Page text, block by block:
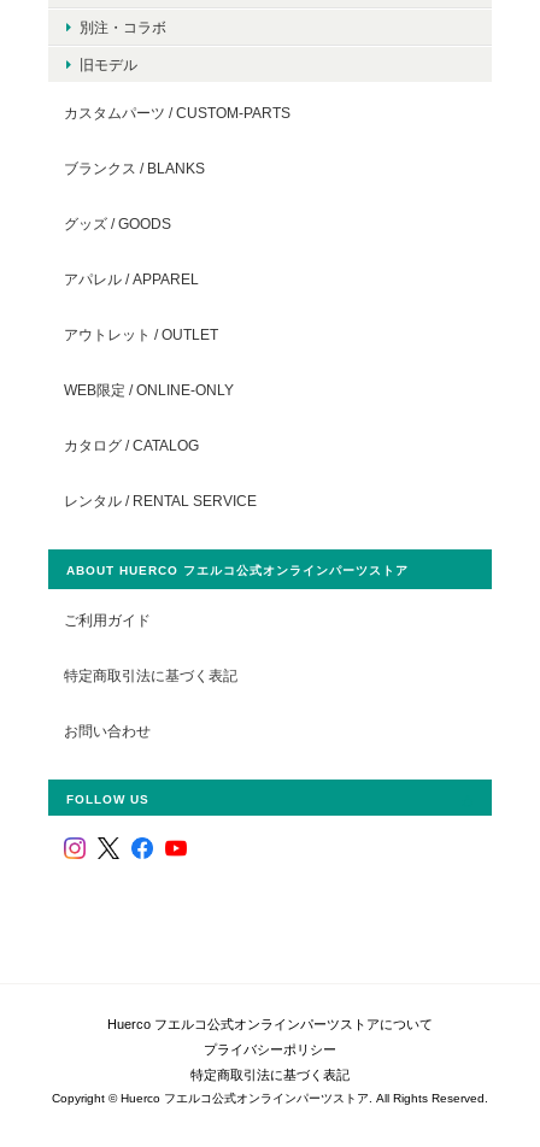
別注・コラボ
旧モデル
カスタムパーツ / CUSTOM-PARTS
ブランクス / BLANKS
グッズ / GOODS
アパレル / APPAREL
アウトレット / OUTLET
WEB限定 / ONLINE-ONLY
カタログ / CATALOG
レンタル / RENTAL SERVICE
ABOUT HUERCO フエルコ公式オンラインパーツストア
ご利用ガイド
特定商取引法に基づく表記
お問い合わせ
FOLLOW US
Huerco フエルコ公式オンラインパーツストアについて
プライバシーポリシー
特定商取引法に基づく表記
Copyright © Huerco フエルコ公式オンラインパーツストア. All Rights Reserved.